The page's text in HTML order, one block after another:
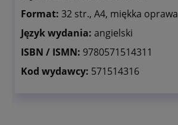
Format: 32 str., A4, miękka oprawa
Język wydania: angielski
ISBN / ISMN: 9780571514311
Kod wydawcy: 571514316